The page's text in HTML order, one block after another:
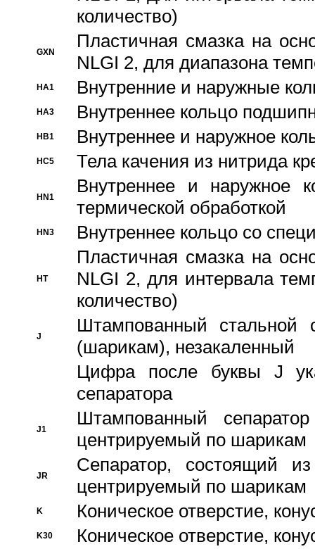
количество)
GXN
Пластичная смазка на
NLGI 2, для диапазона
HA1 Внутренние и наружные
HA3 Bнутреннее кольцо
HB1 Bнутреннее и наружное
HC5 Тела качения из нитрида
HN1
Bнутреннее и наружное
термической обработкой
HN3 Внутреннее кольцо со
HT
Пластичная смазка на
NLGI 2, для интервала
количество)
J
Штампованный стальной
(шарикам), незакаленный
Цифра после буквы J
сепаратора
J1
Штампованный
центрируемый по шарикам
JR
Сепаратор, состоящий
центрируемый по шарикам
K Коническое отверстие,
K30 Коническое отверстие,